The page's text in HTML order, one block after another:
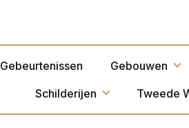
Gebeurtenissen Gebouwen
Schilderijen
Tweede